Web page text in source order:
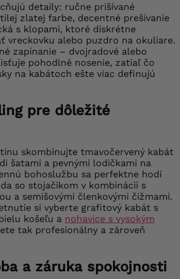
detaily: ručne prišívané
zlatej farbe, decentné prešívanie
s klopami, ktoré diskrétne
vreckovku alebo puzdro na okuliare.
zapínanie – dvojradové alebo
pohodlné nosenie, zatiaľ čo
na kabátoch ešte viac definujú
pre dôležité
skombinujte tmavočervený kabát
šatami a pevnými lodičkami na
bohoslužbu sa perfektne hodí
so stojačikom v kombinácii s
a semišovými členkovými čižmami.
si vyberte grafitový kabát s
košeľu a nohavice s vysokým
tak profesionálny a zároveň
a záruka spokojnosti